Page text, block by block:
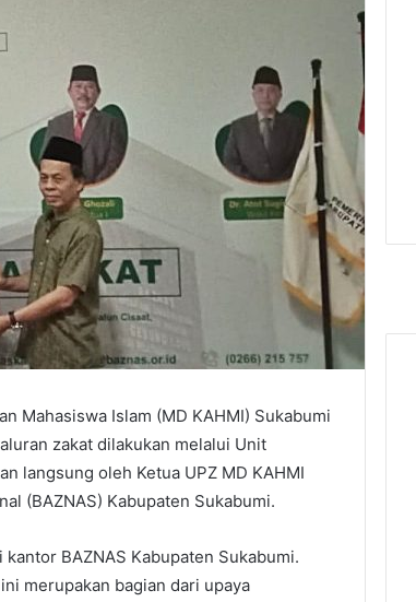
Mahasiswa Islam (MD KAHMI) Sukabumi
zakat dilakukan melalui Unit
langsung oleh Ketua UPZ MD KAHMI
(BAZNAS) Kabupaten Sukabumi.
BAZNAS Kabupaten Sukabumi.
merupakan bagian dari upaya